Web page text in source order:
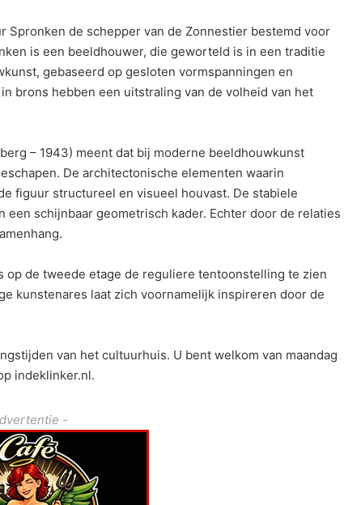
Spronken de schepper van de Zonnestier bestemd voor
is een beeldhouwer, die geworteld is in een traditie
gebaseerd op gesloten vormspanningen en
brons hebben een uitstraling van de volheid van het
– 1943) meent dat bij moderne beeldhouwkunst
De architectonische elementen waarin
figuur structureel en visueel houvast. De stabiele
schijnbaar geometrisch kader. Echter door de relaties
op de tweede etage de reguliere tentoonstelling te zien
kunstenares laat zich voornamelijk inspireren door de
van het cultuurhuis. U bent welkom van maandag
indeklinker.nl.
-